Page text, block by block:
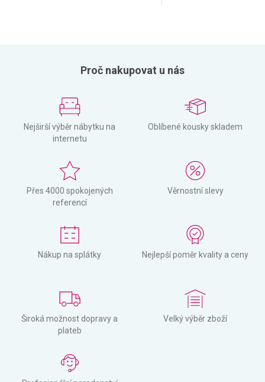
Proč nakupovat u nás
Nejširší výběr nábytku na
internetu
Oblíbené kousky skladem
Přes 4000 spokojených
referencí
Věrnostní slevy
Nákup na splátky Nejlepší poměr kvality a ceny
Široká možnost dopravy a
plateb
Velký výběr zboží